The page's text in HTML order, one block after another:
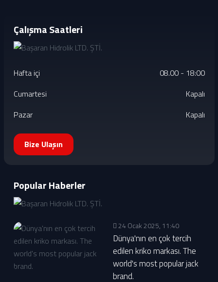
Çalışma Saatleri
Hafta içi
08.00 - 18:00
Cumartesi
Kapalı
Pazar
Kapalı
Bize Ulaşın
Popular Haberler
24 Ocak 2025, 11:40
Dünya'nın en çok tercih
edilen kriko markası. The
world's most popular jack
brand.